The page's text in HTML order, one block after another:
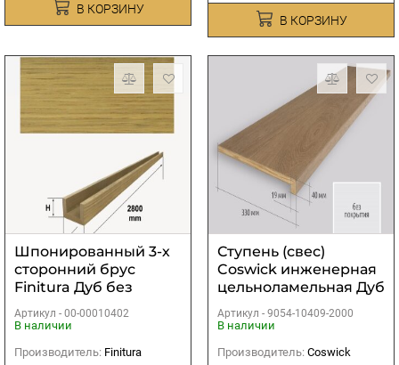
В КОРЗИНУ
В КОРЗИНУ
Шпонированный 3-х
сторонний брус
Finitura Дуб без
покрытия
40х40х2800 мм
Артикул - 00-00010402
В наличии
Производитель: Finitura
Ступень (свес)
Coswick инженерная
цельноламельная Дуб
без покрытия
1200х330х19мм
Артикул - 9054-10409-2000
В наличии
Производитель: Coswick